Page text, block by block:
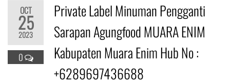
OCT
25
2023
0
Private Label Minuman Pengganti
Sarapan Agungfood MUARA ENIM
Kabupaten Muara Enim Hub No :
+6289697436688